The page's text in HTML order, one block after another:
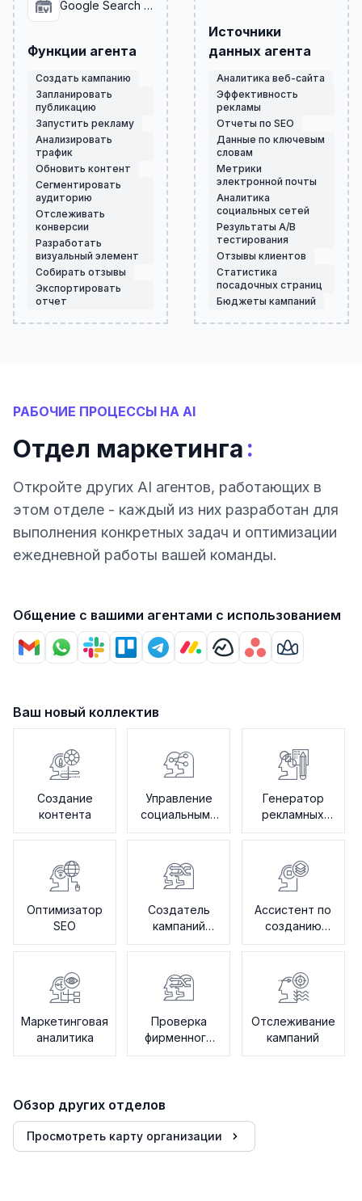
Google Search Console
Функции агента
Создать кампанию
Запланировать
публикацию
Запустить рекламу
Анализировать
трафик
Обновить контент
Сегментировать
аудиторию
Отслеживать
конверсии
Разработать
визуальный элемент
Собирать отзывы
Экспортировать
отчет
Источники
данных агента
Аналитика веб-сайта
Эффективность
рекламы
Отчеты по SEO
Данные по ключевым
словам
Метрики
электронной почты
Аналитика
социальных сетей
Результаты A/B
тестирования
Отзывы клиентов
Статистика
посадочных страниц
Бюджеты кампаний
РАБОЧИЕ ПРОЦЕССЫ НА AI
Отдел маркетинга:
Откройте других AI агентов, работающих в
этом отделе - каждый из них разработан для
выполнения конкретных задач и оптимизации
ежедневной работы вашей команды.
Общение с вашими агентами с использованием
Ваш новый коллектив
Создание
контента
Управление
социальными
сетями
Генератор
рекламных
текстов
Оптимизатор
SEO
Создатель
кампаний
электронной
Ассистент по
созданию
креативных
Маркетинговая
аналитика
Проверка
фирменного
голоса
Отслеживание
кампаний
Обзор других отделов
Просмотреть карту организации